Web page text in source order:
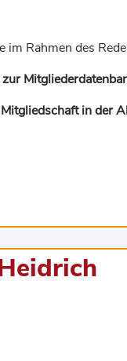
im Rahmen des
in der